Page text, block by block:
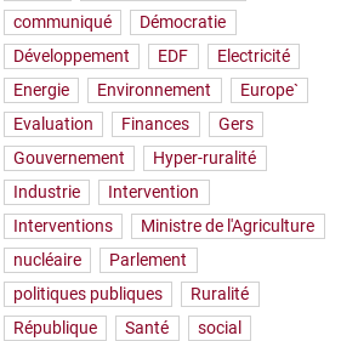
communiqué
Démocratie
Développement
EDF
Electricité
Energie
Environnement
Europe`
Evaluation
Finances
Gers
Gouvernement
Hyper-ruralité
Industrie
Intervention
Interventions
Ministre de l'Agriculture
nucléaire
Parlement
politiques publiques
Ruralité
République
Santé
social